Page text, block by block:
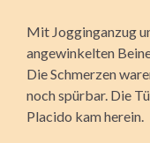
Mit Jogginganzug
angewinkelten
Die Schmerzen
noch spürbar. Die
Placido kam herein.